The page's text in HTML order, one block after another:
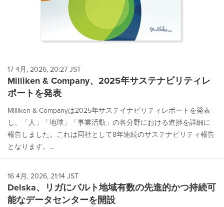
17 4月, 2026, 20:27 JST
Milliken & Company、2025年サステナビリティレ
ポートを発表
Milliken & Companyは2025年サステイナビリティレポートを発表
し、「人」「地球」「事業活動」の各分野における進捗を詳細に
報告しました。これは同社として8年連続のサステナビリティ報告
となります。...
16 4月, 2026, 21:14 JST
Delska、リガにバルト地域有数の先進的かつ持続可
能なデータセンターを開設